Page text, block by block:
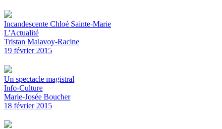
Incandescente Chloé Sainte-Marie
L'Actualité
Tristan Malavoy-Racine
19 février 2015
Un spectacle magistral
Info-Culture
Marie-Josée Boucher
18 février 2015